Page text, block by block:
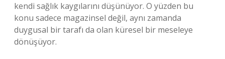
kendi sağlık kaygılarını düşünüyor. O yüzden bu
konu sadece magazinsel değil, aynı zamanda
duygusal bir tarafı da olan küresel bir meseleye
dönüşüyor.